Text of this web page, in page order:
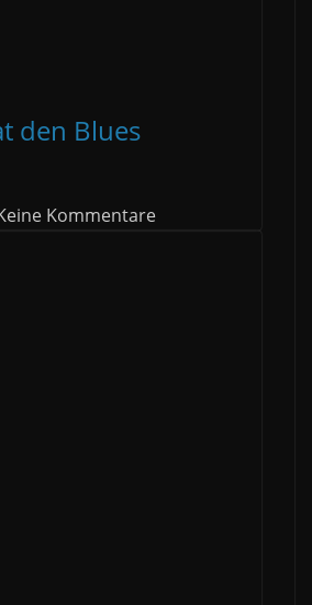
den Blues
Kommentare